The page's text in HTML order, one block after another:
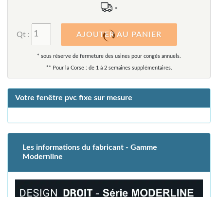
*
Qt : AJOUTER AU PANIER
* sous réserve de fermeture des usines pour congés annuels.
** Pour la Corse : de 1 à 2 semaines supplémentaires.
Votre fenêtre pvc fixe sur mesure
Les informations du fabricant - Gamme
Modernline